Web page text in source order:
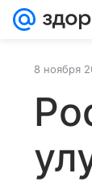
8 ноября